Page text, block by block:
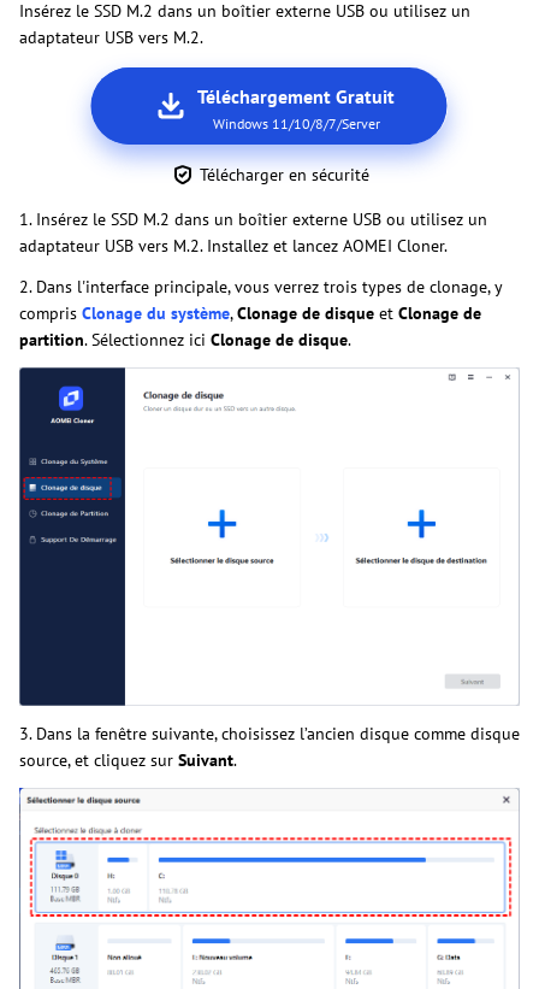
Insérez le SSD M.2 dans un boîtier externe USB ou utilisez un
adaptateur USB vers M.2.
Téléchargement Gratuit
Windows 11/10/8/7/Server
Télécharger en sécurité
1. Insérez le SSD M.2 dans un boîtier externe USB ou utilisez un
adaptateur USB vers M.2. Installez et lancez AOMEI Cloner.
2. Dans l'interface principale, vous verrez trois types de clonage, y
compris Clonage du système,Clonage de disque et Clonage de
partition. Sélectionnez ici Clonage de disque.
3. Dans la fenêtre suivante, choisissez l’ancien disque comme disque
source, et cliquez sur Suivant.